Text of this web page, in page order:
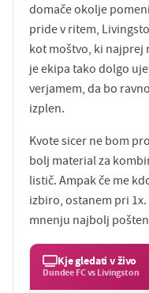
domače okolje
pride v ritem,
kot moštvo, ki najprej
je ekipa tako dolgo
verjamem, da bo
izplen.
Kvote sicer ne bom
bolj material za
listič. Ampak če me
izbiro, ostanem pri
mnenju najbolj
Kje gledati v živo
Dundee FC vs Livingston